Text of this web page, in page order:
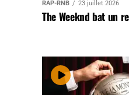
RAP-RNB 23 juillet 2026
The Weeknd bat un